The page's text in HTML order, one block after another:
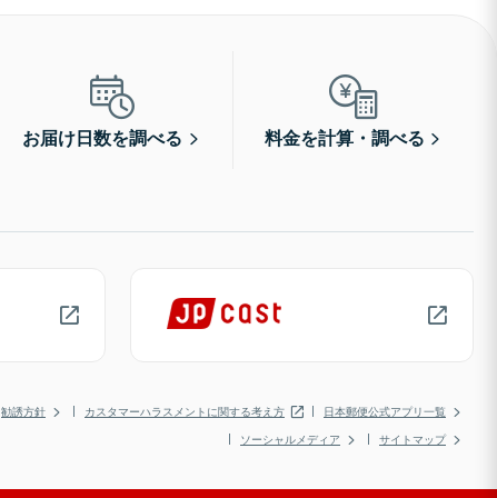
お届け日数を調べる 料金を計算・調べる
勧誘方針 カスタマーハラスメントに関する考え方
日本郵便公式アプリ一覧
ソーシャルメディア
サイトマップ